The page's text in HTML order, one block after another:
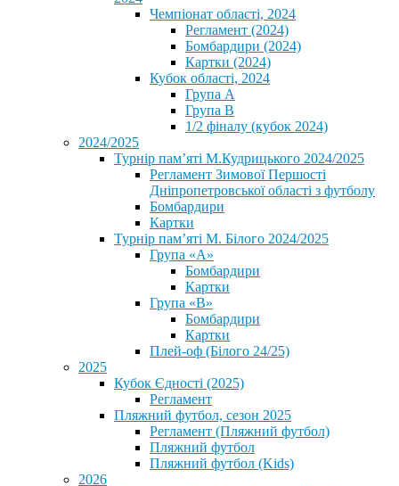
Чемпіонат області, 2024
Регламент (2024)
Бомбардири (2024)
Картки (2024)
Кубок області, 2024
Група А
Група В
1/2 фіналу (кубок 2024)
2024/2025
Турнір пам’яті М.Кудрицького 2024/2025
Регламент Зимової Першості
Дніпропетровської області з футболу
Бомбардири
Картки
Турнір пам’яті М. Білого 2024/2025
Група «А»
Бомбардири
Картки
Група «В»
Бомбардири
Картки
Плей-оф (Білого 24/25)
2025
Кубок Єдності (2025)
Регламент
Пляжний футбол, сезон 2025
Регламент (Пляжний футбол)
Пляжний футбол
Пляжний футбол (Kids)
2026